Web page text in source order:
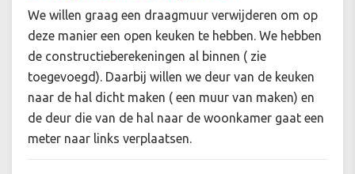
We willen graag een draagmuur verwijderen om op
deze manier een open keuken te hebben. We hebben
de constructieberekeningen al binnen ( zie
toegevoegd). Daarbij willen we deur van de keuken
naar de hal dicht maken ( een muur van maken) en
de deur die van de hal naar de woonkamer gaat een
meter naar links verplaatsen.